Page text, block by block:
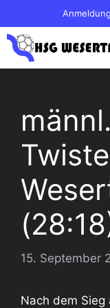
Inhalt
springen
Anmeldung
15. September
Nach dem